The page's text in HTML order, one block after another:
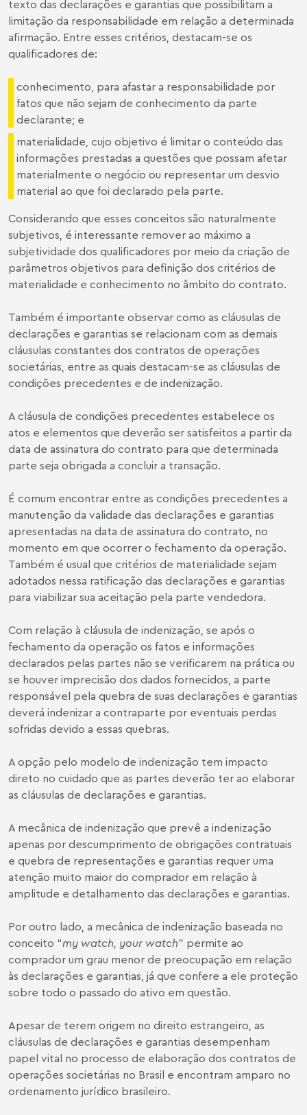
texto das declarações e garantias que possibilitam a
limitação da responsabilidade em relação a determinada
afirmação. Entre esses critérios, destacam-se os
qualificadores de:
conhecimento, para afastar a responsabilidade por
fatos que não sejam de conhecimento da parte
declarante; e
materialidade, cujo objetivo é limitar o conteúdo das
informações prestadas a questões que possam afetar
materialmente o negócio ou representar um desvio
material ao que foi declarado pela parte.
Considerando que esses conceitos são naturalmente
subjetivos, é interessante remover ao máximo a
subjetividade dos qualificadores por meio da criação de
parâmetros objetivos para definição dos critérios de
materialidade e conhecimento no âmbito do contrato.
Também é importante observar como as cláusulas de
declarações e garantias se relacionam com as demais
cláusulas constantes dos contratos de operações
societárias, entre as quais destacam-se as cláusulas de
condições precedentes e de indenização.
A cláusula de condições precedentes estabelece os
atos e elementos que deverão ser satisfeitos a partir da
data de assinatura do contrato para que determinada
parte seja obrigada a concluir a transação.
É comum encontrar entre as condições precedentes a
manutenção da validade das declarações e garantias
apresentadas na data de assinatura do contrato, no
momento em que ocorrer o fechamento da operação.
Também é usual que critérios de materialidade sejam
adotados nessa ratificação das declarações e garantias
para viabilizar sua aceitação pela parte vendedora.
Com relação à cláusula de indenização, se após o
fechamento da operação os fatos e informações
declarados pelas partes não se verificarem na prática ou
se houver imprecisão dos dados fornecidos, a parte
responsável pela quebra de suas declarações e garantias
deverá indenizar a contraparte por eventuais perdas
sofridas devido a essas quebras.
A opção pelo modelo de indenização tem impacto
direto no cuidado que as partes deverão ter ao elaborar
as cláusulas de declarações e garantias.
A mecânica de indenização que prevê a indenização
apenas por descumprimento de obrigações contratuais
e quebra de representações e garantias requer uma
atenção muito maior do comprador em relação à
amplitude e detalhamento das declarações e garantias.
Por outro lado, a mecânica de indenização baseada no
conceito “my watch, your watch” permite ao
comprador um grau menor de preocupação em relação
às declarações e garantias, já que confere a ele proteção
sobre todo o passado do ativo em questão.
Apesar de terem origem no direito estrangeiro, as
cláusulas de declarações e garantias desempenham
papel vital no processo de elaboração dos contratos de
operações societárias no Brasil e encontram amparo no
ordenamento jurídico brasileiro.